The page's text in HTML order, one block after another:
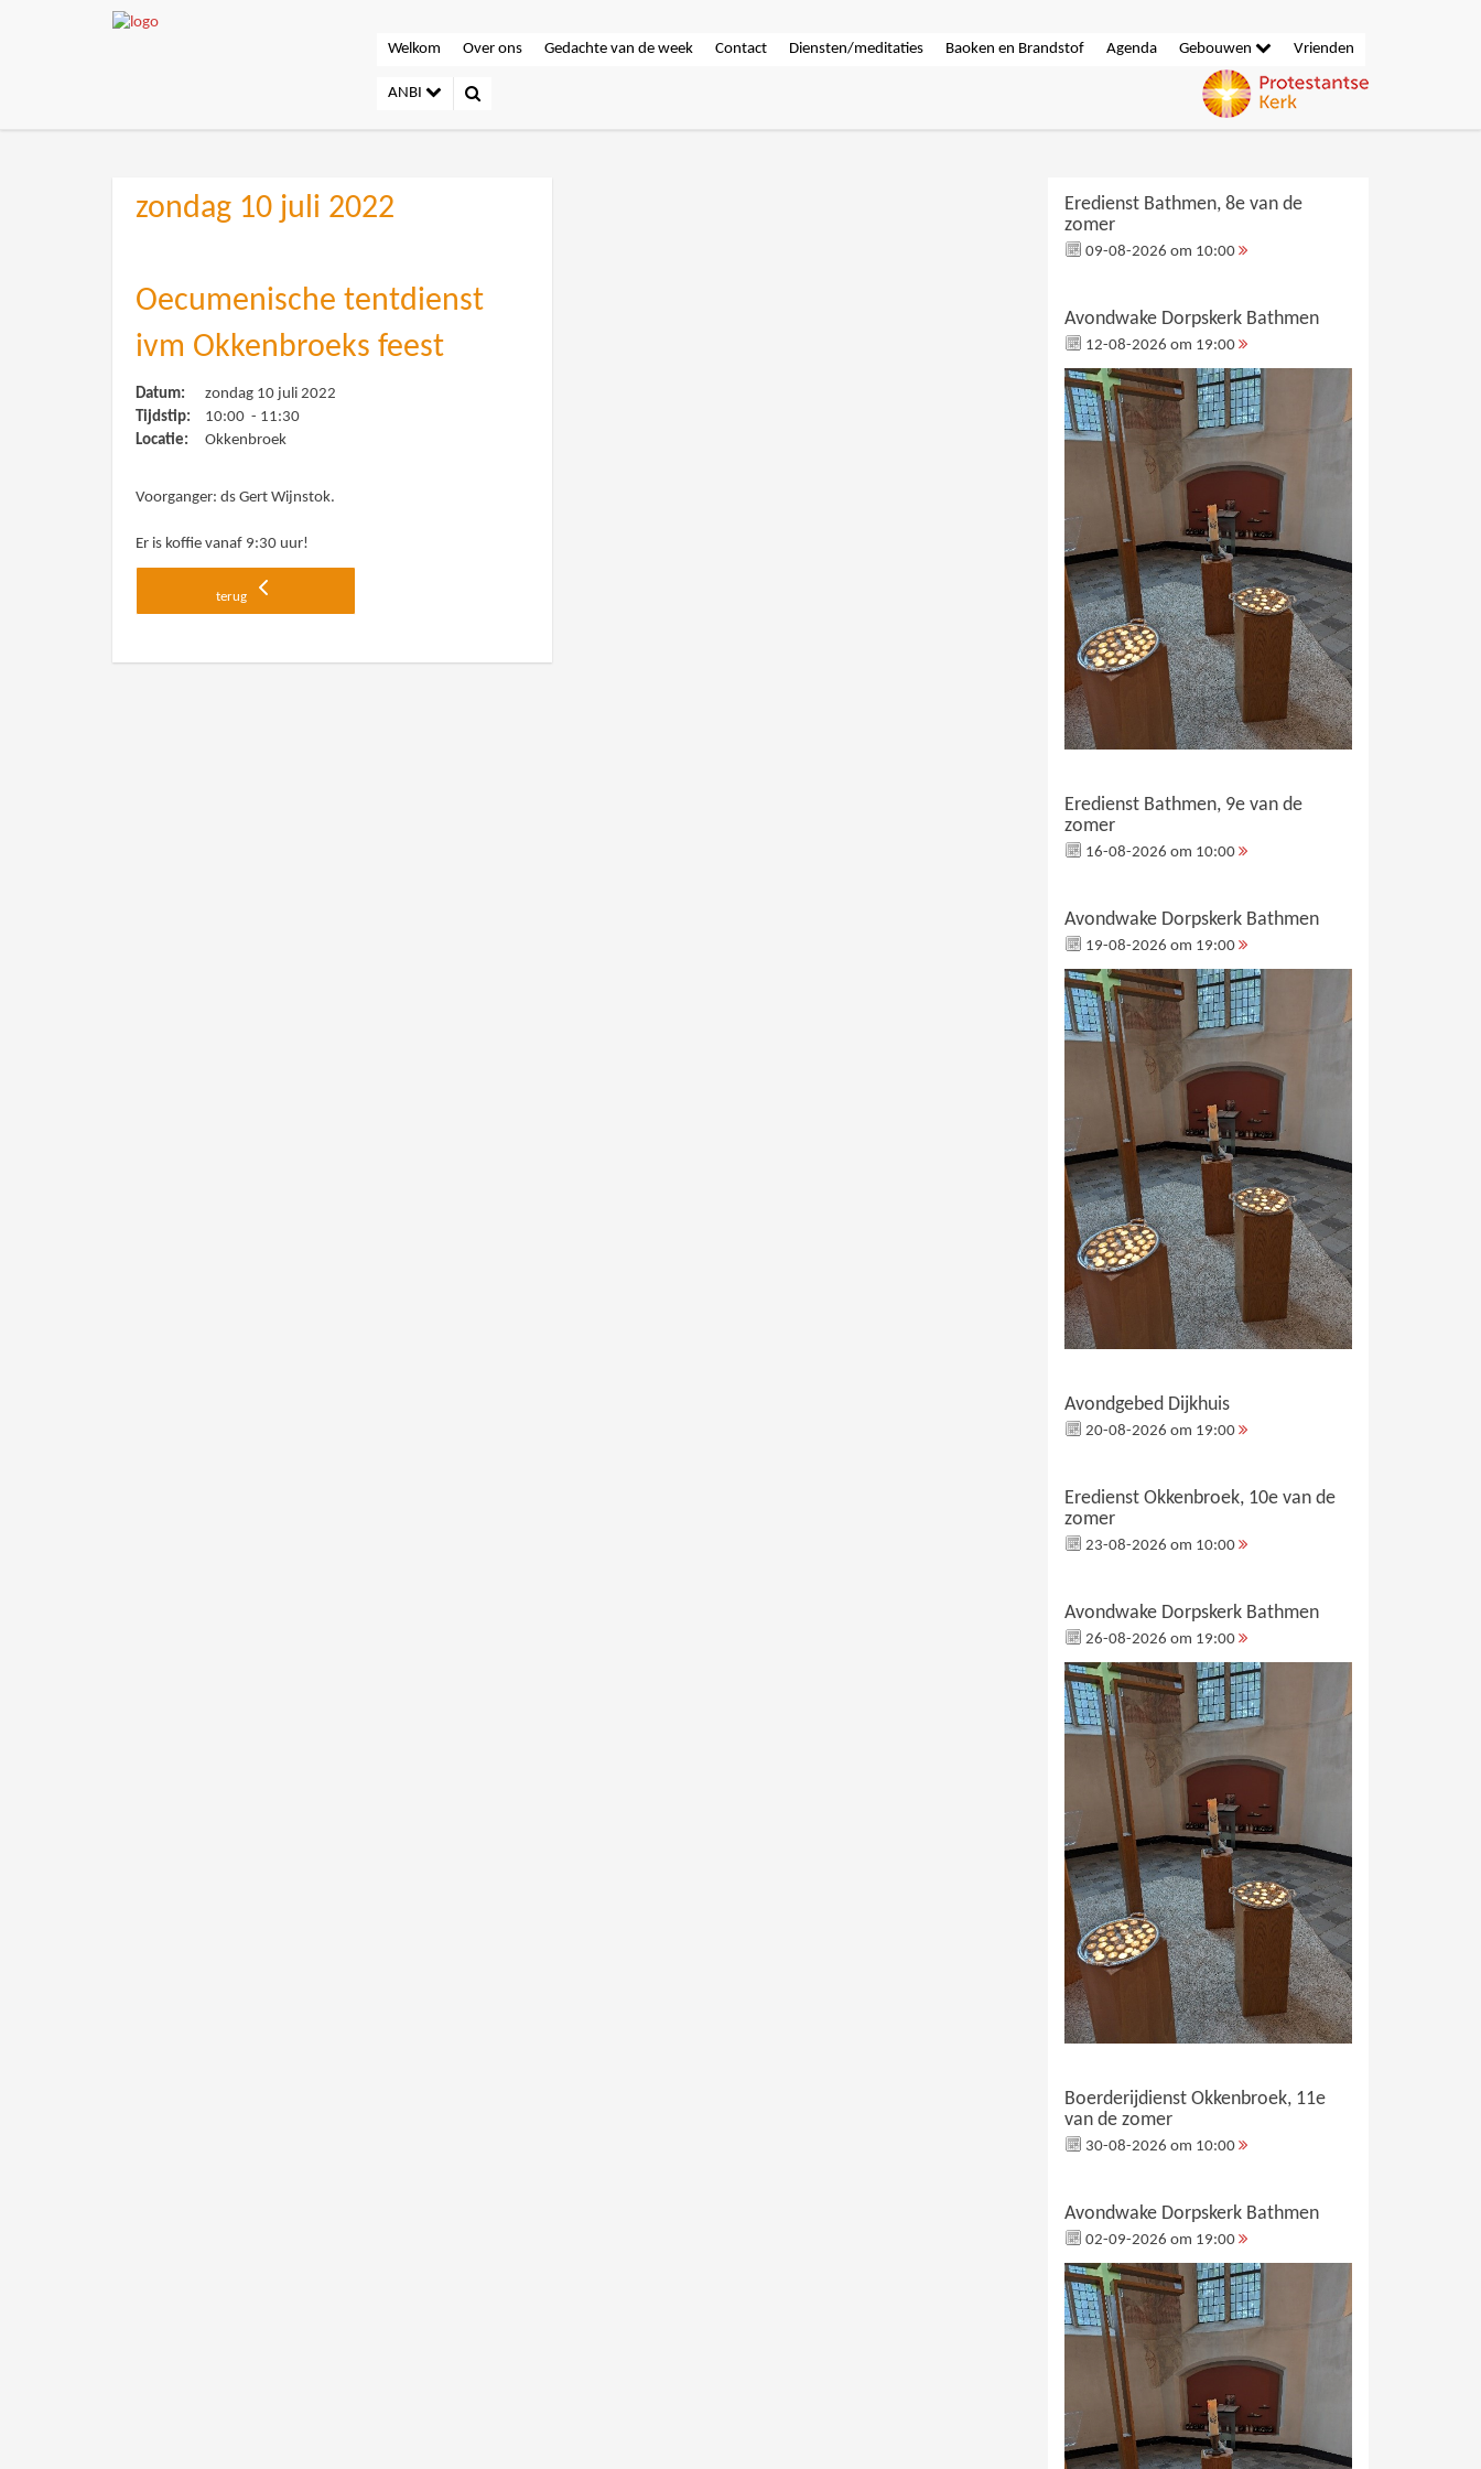
Welkom Over ons Gedachte van de week Contact Diensten/meditaties Baoken en Brandstof Agenda Gebouwen Vrienden
ANBI
zondag 10 juli 2022
Oecumenische tentdienst
ivm Okkenbroeks feest
Datum:
zondag 10 juli 2022
Tijdstip:
10:00 - 11:30
Locatie:
Okkenbroek
Voorganger: ds Gert Wijnstok.
Er is koffie vanaf 9:30 uur!
terug
Eredienst Bathmen, 8e van de
zomer
09-08-2026 om 10:00
Avondwake Dorpskerk Bathmen
12-08-2026 om 19:00
Eredienst Bathmen, 9e van de
zomer
16-08-2026 om 10:00
Avondwake Dorpskerk Bathmen
19-08-2026 om 19:00
Avondgebed Dijkhuis
20-08-2026 om 19:00
Eredienst Okkenbroek, 10e van de
zomer
23-08-2026 om 10:00
Avondwake Dorpskerk Bathmen
26-08-2026 om 19:00
Boerderijdienst Okkenbroek, 11e
van de zomer
30-08-2026 om 10:00
Avondwake Dorpskerk Bathmen
02-09-2026 om 19:00